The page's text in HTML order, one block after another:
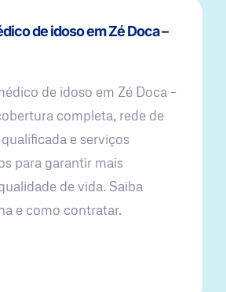
de idoso em Zé Doca –
de idoso em Zé Doca –
completa, rede de
e serviços
para garantir mais
de vida. Saiba
e como contratar.